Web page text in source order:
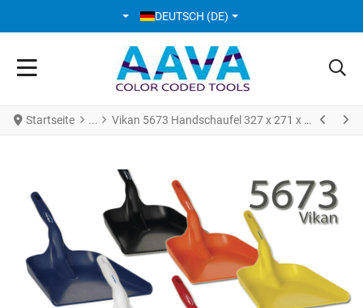
SPRACHE AUSWÄHLEN
DEUTSCH (DE)
Startseite Vikan 5673 Handschaufel 327 x 271 x 50 mm 550 mm